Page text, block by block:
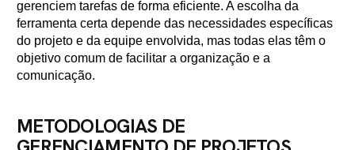
gerenciem tarefas de forma eficiente. A escolha da
ferramenta certa depende das necessidades específicas
do projeto e da equipe envolvida, mas todas elas têm o
objetivo comum de facilitar a organização e a
comunicação.
METODOLOGIAS DE